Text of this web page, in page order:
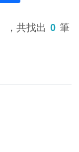
，共找出 0 筆